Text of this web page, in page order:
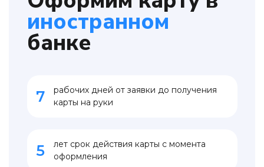
иностранном
банке
7
рабочих дней от заявки до получения
карты на руки
5
лет срок действия карты с момента
оформления